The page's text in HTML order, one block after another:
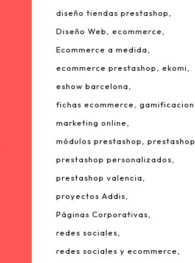
diseño tiendas prestashop
Diseño Web
ecommerce
Ecommerce a medida
ecommerce prestashop
ekomi
eshow barcelona
fichas ecommerce
gamificacion
marketing online
módulos prestashop
prestashop
prestashop personalizados
prestashop valencia
proyectos Addis
Páginas Corporativas
redes sociales
redes sociales y ecommerce
C/ Leonardo da Vinci, 22.
Parque Tecnológico de Valencia.
46980 Paterna – Valencia
info@addis.es
(+34) 96 134 46 64